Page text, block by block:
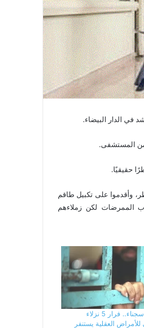
من المستشفى.
حقيقيًا.
بعيد الفطر، وأقدموا على تكبيل طاقم
الممرضات لكن زملاءهم
ضمنهم 3 سجناء.. فرار 5 نزلاء
العقلية يستنفر